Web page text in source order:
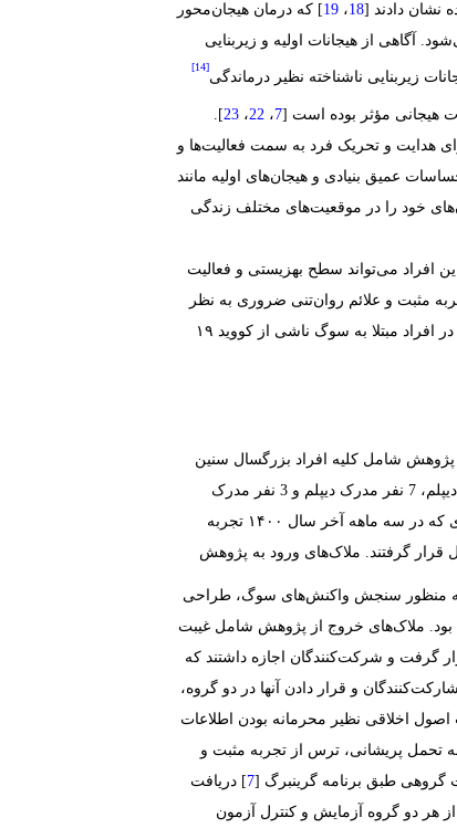
نشان دادند [ ،
] که درمان هیجان‌محور
آگاهی از هیجانات اولیه و زیربنایی
زیربنایی ناشناخته نظیر درماندگی
[14]
هیجانی مؤثر بوده است [ ، ،
].
هدایت و تحریک فرد به سمت فعالیت‌ها و
عمیق بنیادی و هیجان‌های اولیه مانند
خود را در موقعیت‌های مختلف زندگی
افراد می‌تواند سطح بهزیستی و فعالیت
مثبت و علائم روان‌تنی ضروری به نظر
می‌رسد. لذا هدف اصلی این پژوهش بررسی اثربخشی درمان هیجان‌محور بر تحمل پریشانی، ترس از تجربه مثبت و علائم روان‌تنی در افراد مبتلا به سوگ ناشی از کووید ۱۹
شامل کلیه افراد بزرگسال سنین
نفر تحصیلات زیر دیپلم، ‏7‏ نفر مدرک دیپلم و ‏3‏ نفر مدرک
کارشناسی داشتند؛ ‏6‏ نفر شاغل و ‏14‏ نفر خانه‌دار بودند. بعد از انتخاب نمونه به روش در دسترس با مصاحبه بالینی و شناسایی افرادی که در سه ماهه آخر سال ۱۴۰۰ تجربه
تصادفی ۱۰ نفر در گروه آزمایش (درمان هیجان‌محور) ۱۰ نفر در گروه کنترل قرار گرفتند. ملاک‌های ورود به پژوهش
‏(1998)‏ که به منظور سنجش واکنش‌های سوگ، طراحی
بود. ملاک‌های خروج از پژوهش شامل غیبت
گرفت و شرکت‌کنندگان اجازه داشتند که
و قرار دادن آنها در دو گروه،
اخلاقی نظیر محرمانه بودن اطلاعات
تحمل پریشانی، ترس از تجربه مثبت و
] دریافت
هر دو گروه آزمایش و کنترل آزمون